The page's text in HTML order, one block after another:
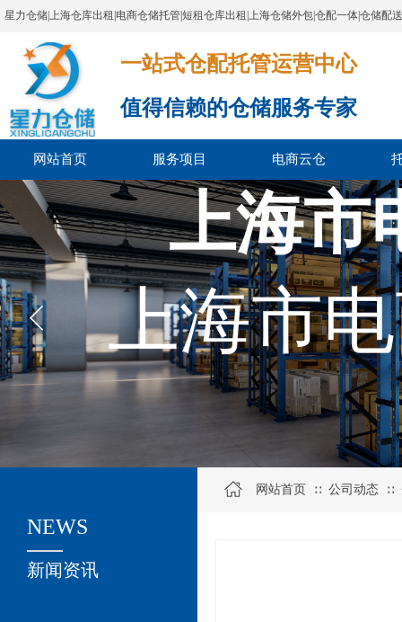
星力仓储|上海仓库出租|电商仓储托管|短租仓库出租|上海仓储外包|仓配一体|仓储配
一站式仓配托管运营中心​​​​​​​​​​​​​​​​​
值得信赖的仓储服务专家
网站首页 服务项目 电商云仓
上海市
上海市
关于我们
新闻资讯
NEWS
网站首页 ∷ 公司动态 ∷